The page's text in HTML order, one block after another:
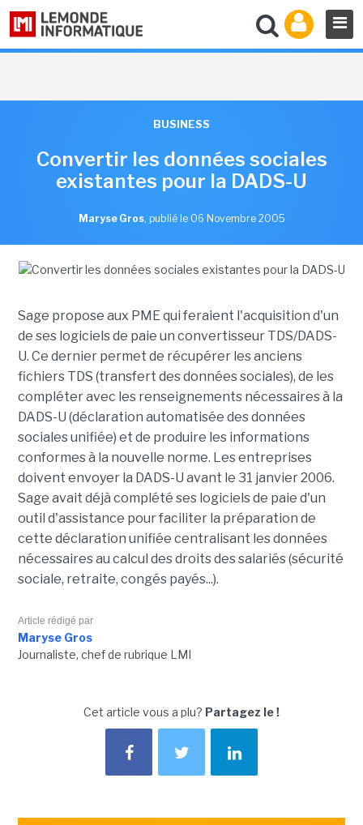
BUSINESS
Convertir les données sociales
existantes pour la DADS-U
Maryse Gros, publié le 06 Novembre 2005
Sage propose aux PME qui feraient l'acquisition d'un
de ses logiciels de paie un convertisseur TDS/DADS-
U. Ce dernier permet de récupérer les anciens
fichiers TDS (transfert des données sociales), de les
compléter avec les renseignements nécessaires à la
DADS-U (déclaration automatisée des données
sociales unifiée) et de produire les informations
conformes à la nouvelle norme. Les entreprises
doivent envoyer la DADS-U avant le 31 janvier 2006.
Sage avait déjà complété ses logiciels de paie d'un
outil d'assistance pour faciliter la préparation de
cette déclaration unifiée centralisant les données
nécessaires au calcul des droits des salariés (sécurité
sociale, retraite, congés payés...).
Article rédigé par
Maryse Gros
Journaliste, chef de rubrique LMI
Cet article vous a plu? Partagez le !